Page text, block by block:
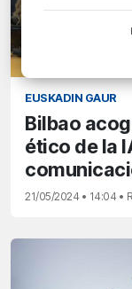
EUSKADIN GAUR
Bilbao
ético de la
21/05/2024 • 14:04 •